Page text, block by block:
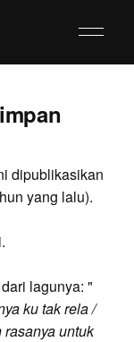
dipublikasikan
yang lalu).
lagunya: "
ku tak rela /
untuk